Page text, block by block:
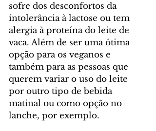
sofre dos desconfortos da
intolerância à lactose ou tem
alergia à proteína do leite de
vaca. Além de ser uma ótima
opção para os veganos e
também para as pessoas que
querem variar o uso do leite
por outro tipo de bebida
matinal ou como opção no
lanche, por exemplo.